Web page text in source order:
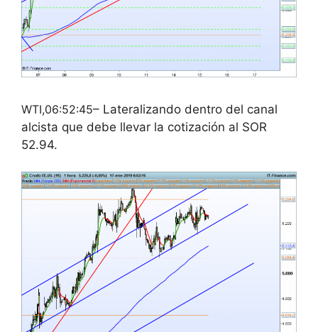
WTI,06:52:45– Lateralizando dentro del canal
alcista que debe llevar la cotización al SOR
52.94.